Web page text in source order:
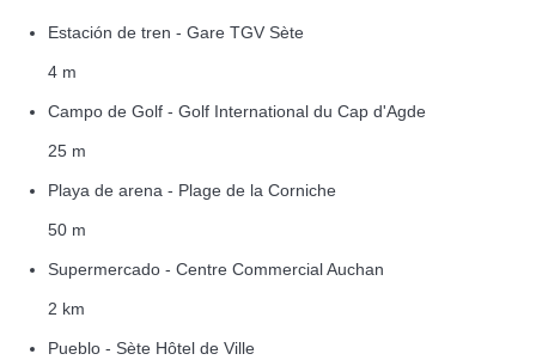
Estación de tren - Gare TGV Sète
4 m
Campo de Golf - Golf International du Cap d'Agde
25 m
Playa de arena - Plage de la Corniche
50 m
Supermercado - Centre Commercial Auchan
2 km
Pueblo - Sète Hôtel de Ville